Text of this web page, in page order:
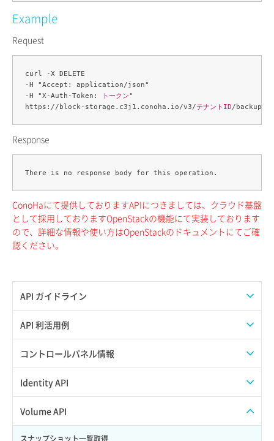
API ガイドライン
APIのご利用について
API 利活用例
APIでAPIサブユーザーを作成する
APIでVPSにISOイメージを挿入する
APIでVPSを作成する
コントロールパネル情報
APIユーザーを作成する
API情報を確認する
Identity API
Credential一覧取得
Credential作成
Volume API
スナップショット一覧取得
Example
Request
curl -X DELETE
-H "Accept: application/json"
-H "X-Auth-Token:
トークン"
https://block-storage.c3j1.conoha.io/v3/テナントID/backups/
Response
ConoHaにて提供しておりますAPIにつきましては、クラウド基盤
として採用しておりますOpenStackの機能にて実装しております
ので、詳細な情報や使い方はOpenStackのドキュメントにてご確
認ください。